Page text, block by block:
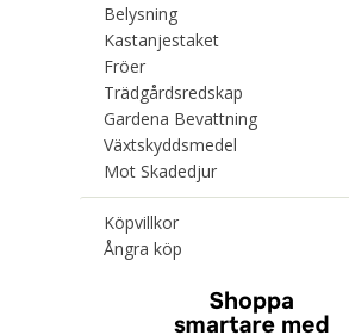
Belysning
Kastanjestaket
Fröer
Trädgårdsredskap
Gardena Bevattning
Växtskyddsmedel
Mot Skadedjur
Köpvillkor
Ångra köp